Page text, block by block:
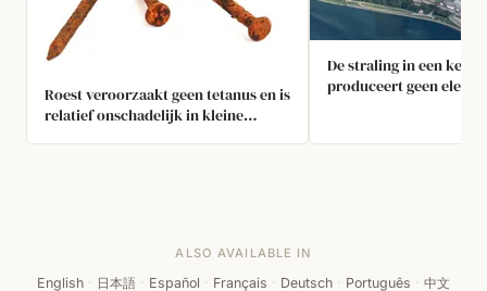
Roest veroorzaakt geen tetanus en is
relatief onschadelijk in kleine
De straling in een
produceert geen
opwekt.
ALSO AVAILABLE IN
English · 日本語 · Español · Français · Deutsch · Português · 中文